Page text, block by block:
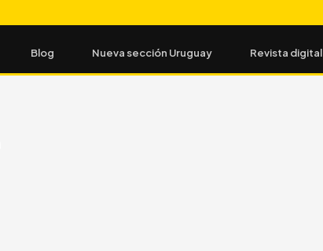
Blog Nueva sección Uruguay Revista digital